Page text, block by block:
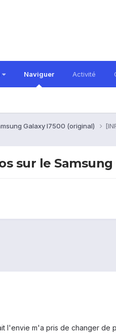
Naviguer Activité
Galaxy I7500 (original)
sur le Samsung
l'envie m'a pris de changer